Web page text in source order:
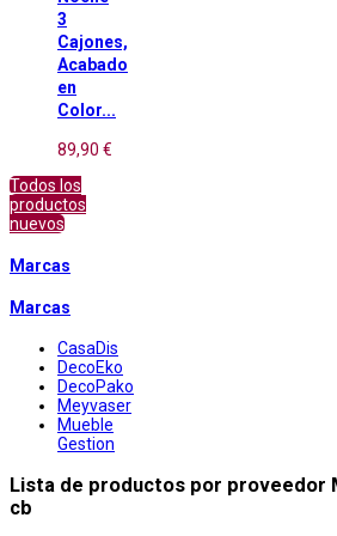
3
Cajones,
Acabado
en
Color...
89,90 €
Todos los
productos
nuevos
Marcas
Marcas
CasaDis
DecoEko
DecoPako
Meyvaser
Mueble
Gestion
Lista de productos por proveedor
cb